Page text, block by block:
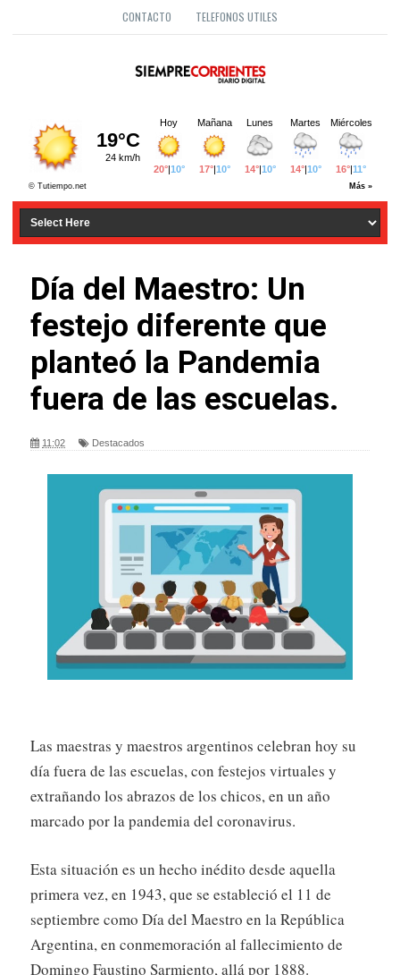
CONTACTO TELEFONOS UTILES
Día del Maestro: Un
festejo diferente que
planteó la Pandemia
fuera de las escuelas.
11:02 Destacados
Las maestras y maestros argentinos celebran hoy su
día fuera de las escuelas, con festejos virtuales y
extrañando los abrazos de los chicos, en un año
marcado por la pandemia del coronavirus.
Esta situación es un hecho inédito desde aquella
primera vez, en 1943, que se estableció el 11 de
septiembre como Día del Maestro en la República
Argentina, en conmemoración al fallecimiento de
Domingo Faustino Sarmiento, allá por 1888.